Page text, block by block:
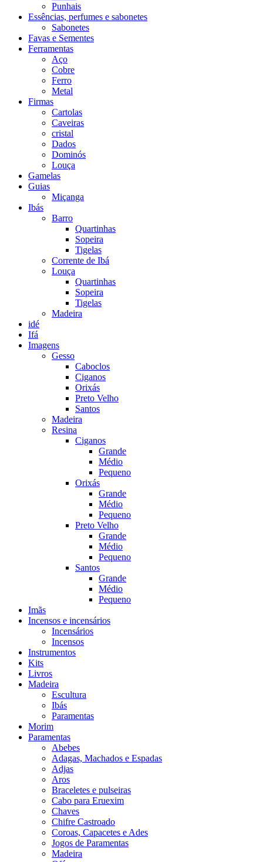
Punhais
Essências, perfumes e sabonetes
Sabonetes
Favas e Sementes
Ferramentas
Aço
Cobre
Ferro
Metal
Firmas
Cartolas
Caveiras
cristal
Dados
Dominós
Louça
Gamelas
Guias
Miçanga
Ibás
Barro
Quartinhas
Sopeira
Tigelas
Corrente de Ibá
Louça
Quartinhas
Sopeira
Tigelas
Madeira
idé
Ifá
Imagens
Gesso
Caboclos
Ciganos
Orixás
Preto Velho
Santos
Madeira
Resina
Ciganos
Grande
Médio
Pequeno
Orixás
Grande
Médio
Pequeno
Preto Velho
Grande
Médio
Pequeno
Santos
Grande
Médio
Pequeno
Imãs
Incensos e incensários
Incensários
Incensos
Instrumentos
Kits
Livros
Madeira
Escultura
Ibás
Paramentas
Morim
Paramentas
Abebes
Adagas, Machados e Espadas
Adjas
Aros
Braceletes e pulseiras
Cabo para Eruexim
Chaves
Chifre Castroado
Coroas, Capacetes e Ades
Jogos de Paramentas
Madeira